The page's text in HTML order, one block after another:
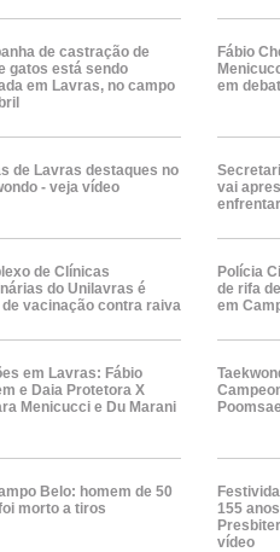
de castração de
gatos está sendo
em Lavras, no campo
Fábio
em
de Lavras destaques no
- veja vídeo
vai
de Clínicas
do Unilavras é
de vacinação contra raiva
Polícia
de rifa
em
em Lavras: Fábio
e Daia Protetora X
Menicucci e Du Marani
Belo: homem de 50
morto a tiros
155
vídeo